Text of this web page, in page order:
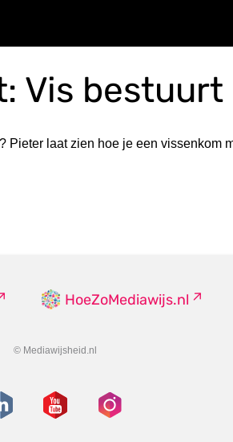
Vis bestuurt
Pieter laat zien hoe je een vissenkom
HoeZoMediawijs.nl
© Mediawijsheid.nl